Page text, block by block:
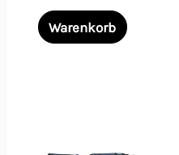
Warenkorb